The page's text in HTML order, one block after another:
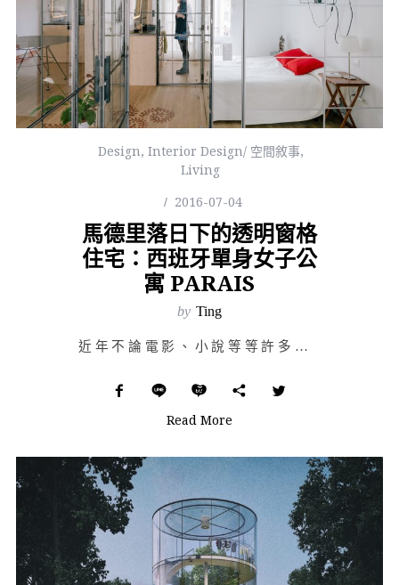
Design, Interior Design/ 空間敘事,
Living
2016-07-04
馬德里落日下的透明窗格
住宅：西班牙單身女子公
寓 PARAIS
by Ting
近年不論電影、小說等等許多題材都圍繞著「單身生活」打轉—先不論正面與否，單身已經成為時下…
Read More